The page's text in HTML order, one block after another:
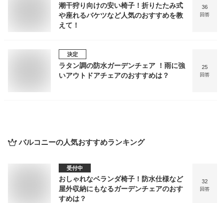
潮干狩り向けの安い椅子！折りたたみ式
や座れるバケツなど人気のおすすめを教
えて！
36
回答
決定
ラタン調の防水ガーデンチェア ！雨に強
いアウトドアチェアのおすすめは？
25
回答
バルコニーの人気おすすめランキング
受付中
おしゃれなベランダ椅子！防水仕様など
屋外収納にもなるガーデンチェアのおす
すめは？
32
回答